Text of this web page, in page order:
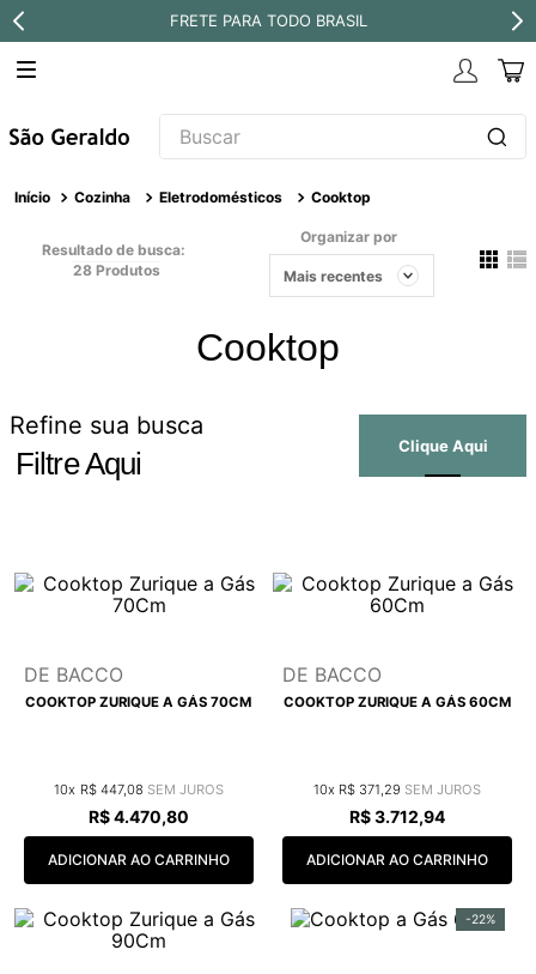
FRETE PARA TODO BRASIL
Buscar
Cozinha Eletrodomésticos Cooktop
Resultado de busca:
28Produtos
Organizar por
Mais recentes
Cooktop
Refine sua busca
Filtre Aqui
DE BACCO
COOKTOP ZURIQUE A GÁS 70CM
10 R$ 447,08
R$4.470,80
ADICIONAR AO CARRINHO
DE BACCO
COOKTOP ZURIQUE A GÁS 60CM
10 R$ 371 29
R$3.712,94
ADICIONAR AO CARRINHO
-22%
TERMOS MAIS BUSCADOS
2º
níquel escovado
deca acabamento registro
6º
perola
7º
deca you
10 º cobre escovado